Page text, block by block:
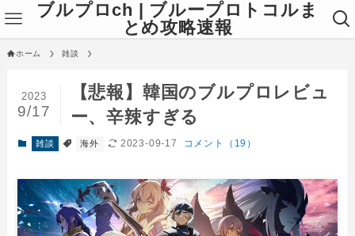
ブルプロch | ブループロトコルま
とめ攻略速報
ホーム 雑談
【悲報】韓国のブルプロレビュ
ー、辛辣すぎる
2023
9/17
雑談 海外 2023-09-17 コメント（19）